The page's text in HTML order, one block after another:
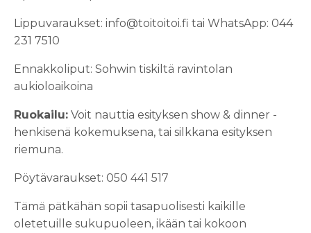
Lippuvaraukset: info@toitoitoi.fi tai WhatsApp: 044
231 7510
Ennakkoliput: Sohwin tiskiltä ravintolan
aukioloaikoina
Ruokailu: Voit nauttia esityksen show & dinner -
henkisenä kokemuksena, tai silkkana esityksen
riemuna.
Pöytävaraukset: 050 441 517
Tämä pätkähän sopii tasapuolisesti kaikille
oletetuille sukupuoleen, ikään tai kokoon